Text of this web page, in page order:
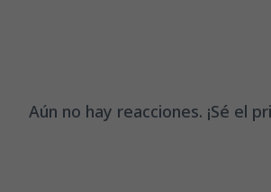
Aún no hay reacciones. ¡Sé el